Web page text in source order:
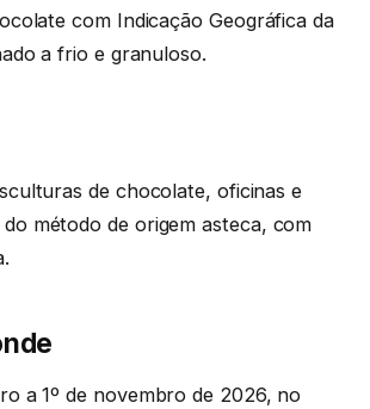
com Indicação Geográfica da
a frio e granuloso.
de chocolate, oficinas e
método de origem asteca, com
a 1º de novembro de 2026, no